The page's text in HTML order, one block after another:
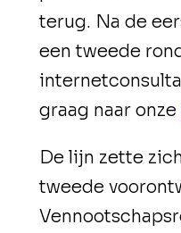
terug. Na de
een tweede
graag naar onze
De lijn zette
tweede